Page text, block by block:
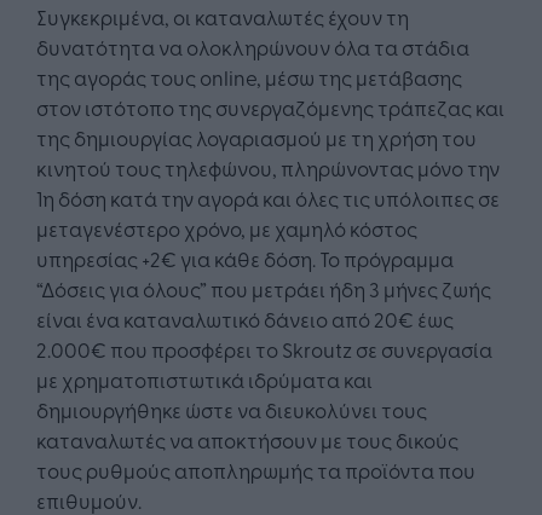
Συγκεκριμένα, οι καταναλωτές έχουν τη
δυνατότητα να ολοκληρώνουν όλα τα στάδια
της αγοράς τους online, μέσω της μετάβασης
στον ιστότοπο της συνεργαζόμενης τράπεζας και
της δημιουργίας λογαριασμού με τη χρήση του
κινητού τους τηλεφώνου, πληρώνοντας μόνο την
1η δόση κατά την αγορά και όλες τις υπόλοιπες σε
μεταγενέστερο χρόνο, με χαμηλό κόστος
υπηρεσίας +2€ για κάθε δόση. Το πρόγραμμα
“Δόσεις για όλους” που μετράει ήδη 3 μήνες ζωής
είναι ένα καταναλωτικό δάνειο από 20€ έως
2.000€ που προσφέρει το Skroutz σε συνεργασία
με χρηματοπιστωτικά ιδρύματα και
δημιουργήθηκε ώστε να διευκολύνει τους
καταναλωτές να αποκτήσουν με τους δικούς
τους ρυθμούς αποπληρωμής τα προϊόντα που
επιθυμούν.